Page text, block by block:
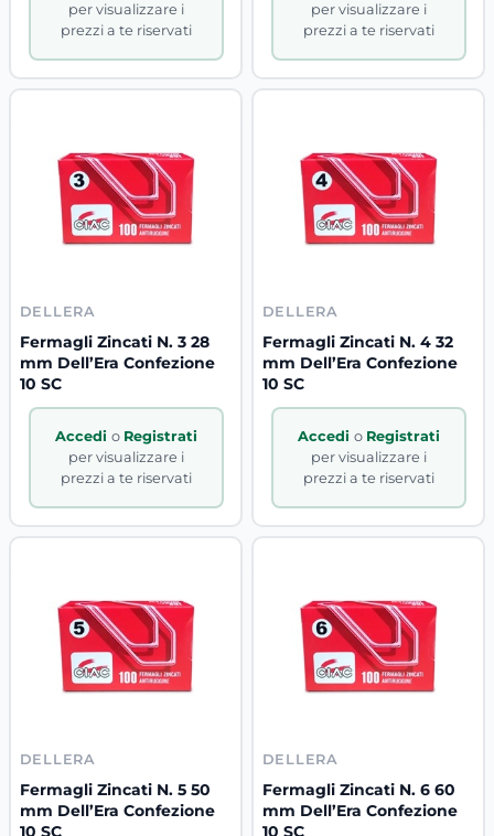
per visualizzare i
prezzi a te riservati
per visualizzare i
prezzi a te riservati
DELLERA
Fermagli Zincati N. 3 28
mm Dell’Era Confezione
10 SC
Accedi o Registrati
per visualizzare i
prezzi a te riservati
DELLERA
Fermagli Zincati N. 4 32
mm Dell’Era Confezione
10 SC
Accedi o Registrati
per visualizzare i
prezzi a te riservati
DELLERA
Fermagli Zincati N. 5 50
mm Dell’Era Confezione
10 SC
DELLERA
Fermagli Zincati N. 6 60
mm Dell’Era Confezione
10 SC